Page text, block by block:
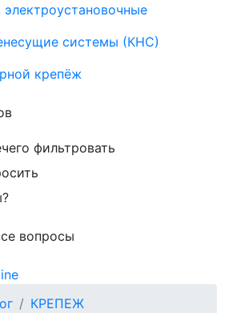
системы (КНС)
крепёж
фильтровать
вопросы
КРЕПЕЖ